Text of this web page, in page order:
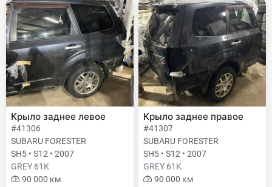
Крыло заднее левое
#41306
SUBARU FORESTER
SH5 • S12 • 2007
GREY 61K
90 000 км
Крыло заднее правое
#41307
SUBARU FORESTER
SH5 • S12 • 2007
GREY 61K
90 000 км